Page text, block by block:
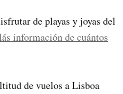
de playas y joyas del
información de cuántos
de vuelos a Lisboa